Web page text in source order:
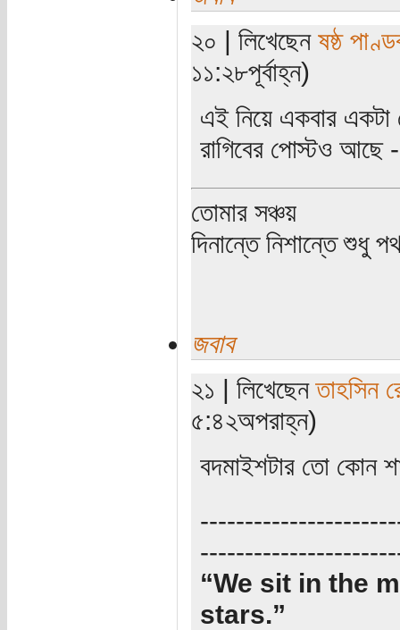
২০ | লিখেছেন ষষ্ঠ
১১:২৮পূর্বাহ্ন)
এই নিয়ে একবার একটা
রাগিবের পোস্টও আছে
তোমার সঞ্চয়
দিনান্তে নিশান্তে শুধু
জবাব
২১ | লিখেছেনতাহসিন
৫:৪২অপরাহ্ন)
বদমাইশটার তো কোন
“We sit in the
stars.”